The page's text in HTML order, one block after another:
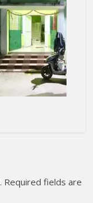
Required fields are